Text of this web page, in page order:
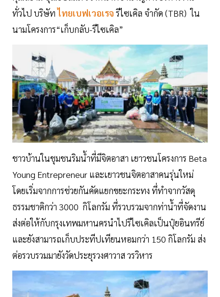
ทั่วไป บริษัทไทยเบฟเวอเรจ รีไซเคิล จำกัด (TBR) ใน
นามโครงการ“เก็บกลับ-รีไซเคิล”
ชาวบ้านในชุมชนริมน้ำที่มีจิตอาสา เยาวชนโครงการ Beta
Young Entrepreneur และเยาวชนจิตอาสาคนรุ่นใหม่
โดยเริ่มจากการช่วยกันคัดแยกขยะกระทง ที่ทำจากวัสดุ
ธรรมชาติกว่า 3000 กิโลกรัม ที่รวบรวมจากท่าน้ำที่จัดงาน
ส่งต่อให้กับกรุงเทพมหานครนำไปรีไซเคิลเป็นปุ๋ยอินทรีย์
และยังสามารถเก็บประทีปเทียนหอมกว่า 150 กิโลกรัม ส่ง
ต่อรวบรวมมายังวัดประยุรวงศาวาส วรวิหาร